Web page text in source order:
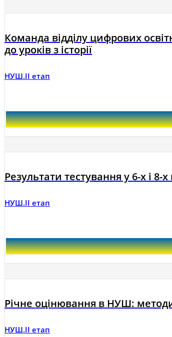
Команда відділу цифрових
до уроків з історії
НУШ.ІІ етап
Результати тестування у 6-х і
НУШ.ІІ етап
Річне оцінювання в НУШ:
НУШ.ІІ етап